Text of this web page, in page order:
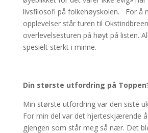
livsfilosofi på folkehøyskolen. For å
opplevelser står turen til
overlevelsesturen på høyt på listen.
spesielt sterkt i minne.
Din største utfordring på
Min største utfordring var den siste
For min del var det hjerteskjærende
gjengen som står meg så nær. Det